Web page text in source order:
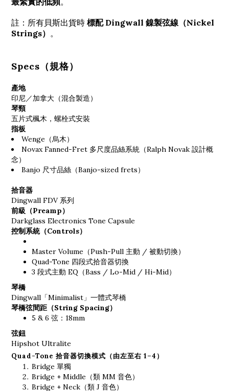
註：所有貝斯出貨時 標配 Dingwall 鎳製弦線（Nickel
Strings） 。
Specs（規格）
產地
印尼／加拿大（混合製造）
琴頸
五片式楓木，螺栓式安裝
指板
Wenge（烏木）
Novax Fanned-Fret 多尺度品絲系統（Ralph Novak 設計概
念）
Banjo 尺寸品絲（Banjo-sized frets）
拾音器
Dingwall FDV 系列
前級（Preamp）
Darkglass Electronics Tone Capsule
控制系統（Controls）
Master Volume（Push-Pull 主動 / 被動切換）
Quad-Tone 四段式拾音器切換
3 段式主動 EQ（Bass / Lo-Mid / Hi-Mid）
琴橋
Dingwall「Minimalist」一體式琴橋
琴橋弦間距（String Spacing）
5 & 6 弦：18mm
弦鈕
Hipshot Ultralite
Quad-Tone 拾音器切換模式（由左至右 1–4）
Bridge 單獨
Bridge + Middle（類 MM 音色）
Bridge + Neck（類 J 音色）